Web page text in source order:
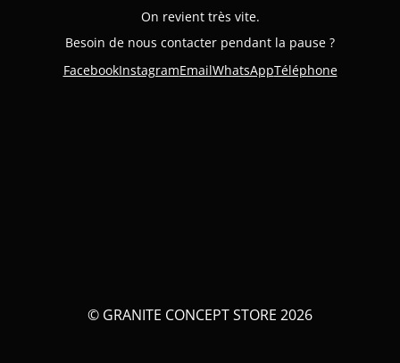
On revient très vite.
Besoin de nous contacter pendant la pause ?
FacebookInstagramEmailWhatsAppTéléphone
© GRANITE CONCEPT STORE 2026